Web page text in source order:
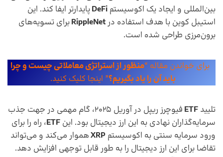
بین‌المللی و ایجاد یک اکوسیستم DeFiپایدارتر ایفا کند. این
استیبل کوین با هدف استفاده درRippleNetبرای تسویه‌های
برون‌مرزی طراحی شده است.
برای خواندن مقاله “منظور از استراتژی معاملاتی چیست و چرا
باید آن را یاد بگیریم؟” اینجا کلیک کنید.
تلیید ETF
فیوچرز ریپل در آوریل 2025، گام مهمی در جهت جذب
سرمایه‌گذاران نهادی به این ارز دیجیتال بود. این ETF، راه را برای
ورود سرمایه سنتی به اکوسیستم XRPهموار می‌کند و می‌تواند
تقاضا برای این ارز دیجیتال را به طور قابل توجهی افزایش دهد.